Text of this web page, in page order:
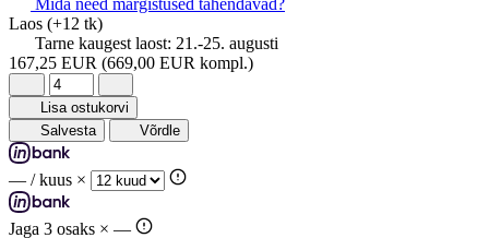
Mida need märgistused tähendavad?
Laos (+12 tk)
Tarne kaugest laost: 21.-25. augusti
167,25 EUR (669,00 EUR kompl.)
Lisa ostukorvi
Salvesta
Võrdle
— / kuus ×
Jaga 3 osaks × —